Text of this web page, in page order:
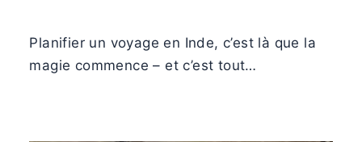
Planifier un voyage en Inde, c’est là que la
magie commence – et c’est tout…